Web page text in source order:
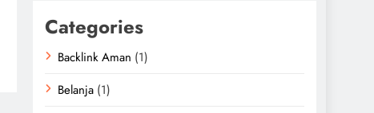
Categories
Backlink Aman (1)
Belanja (1)